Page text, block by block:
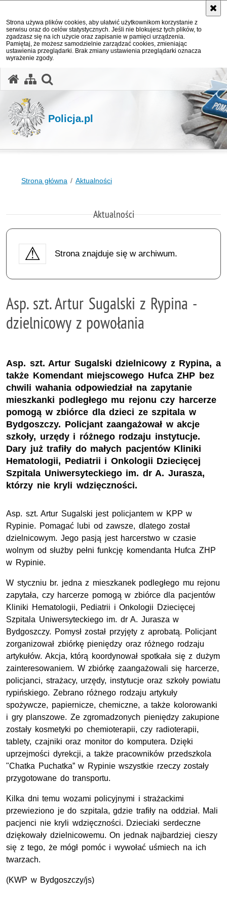
Strona używa plików cookies, aby ułatwić użytkownikom korzystanie z
serwisu oraz do celów statystycznych. Jeśli nie blokujesz tych plików, to
zgadzasz się na ich użycie oraz zapisanie w pamięci urządzenia.
Pamiętaj, że możesz samodzielnie zarządzać cookies, zmieniając
ustawienia przeglądarki. Brak zmiany ustawienia przeglądarki oznacza
wyrażenie zgody.
Policja.pl
Strona główna Aktualności
Aktualności
Strona znajduje się w archiwum.
Asp. szt. Artur Sugalski z Rypina -
dzielnicowy z powołania
Asp. szt. Artur Sugalski dzielnicowy z Rypina, a
także Komendant miejscowego Hufca ZHP bez
chwili wahania odpowiedział na zapytanie
mieszkanki podległego mu rejonu czy harcerze
pomogą w zbiórce dla dzieci ze szpitala w
Bydgoszczy. Policjant zaangażował w akcje
szkoły, urzędy i różnego rodzaju instytucje.
Dary już trafiły do małych pacjentów Kliniki
Hematologii, Pediatrii i Onkologii Dziecięcej
Szpitala Uniwersyteckiego im. dr A. Jurasza,
którzy nie kryli wdzięczności.
Asp. szt. Artur Sugalski jest policjantem w KPP w
Rypinie. Pomagać lubi od zawsze, dlatego został
dzielnicowym. Jego pasją jest harcerstwo w czasie
wolnym od służby pełni funkcję komendanta Hufca ZHP
w Rypinie.
W styczniu br. jedna z mieszkanek podległego mu rejonu
zapytała, czy harcerze pomogą w zbiórce dla pacjentów
Kliniki Hematologii, Pediatrii i Onkologii Dziecięcej
Szpitala Uniwersyteckiego im. dr A. Jurasza w
Bydgoszczy. Pomysł został przyjęty z aprobatą. Policjant
zorganizował zbiórkę pieniędzy oraz różnego rodzaju
artykułów. Akcja, którą koordynował spotkała się z dużym
zainteresowaniem. W zbiórkę zaangażowali się harcerze,
policjanci, strażacy, urzędy, instytucje oraz szkoły powiatu
rypińskiego. Zebrano różnego rodzaju artykuły
spożywcze, papiernicze, chemiczne, a także kolorowanki
i gry planszowe. Ze zgromadzonych pieniędzy zakupione
zostały kosmetyki po chemioterapii, czy radioterapii,
tablety, czajniki oraz monitor do komputera. Dzięki
uprzejmości dyrekcji, a także pracowników przedszkola
"Chatka Puchatka” w Rypinie wszystkie rzeczy zostały
przygotowane do transportu.
Kilka dni temu wozami policyjnymi i strażackimi
przewieziono je do szpitala, gdzie trafiły na oddział. Mali
pacjenci nie kryli wdzięczności. Dzieciaki serdeczne
dziękowały dzielnicowemu. On jednak najbardziej cieszy
się z tego, że mógł pomóc i wywołać uśmiech na ich
twarzach.
(KWP w Bydgoszczy/js)